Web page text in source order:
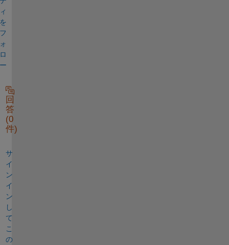
回
答
(0
件)
サ
イ
ン
イ
ン
し
て
こ
の